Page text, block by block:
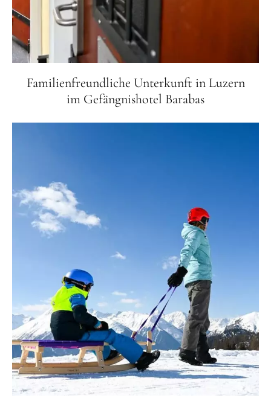
Familienfreundliche Unterkunft in Luzern
im Gefängnishotel Barabas